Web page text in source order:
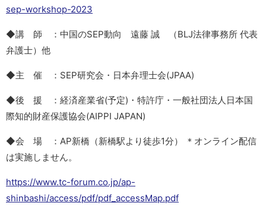
sep-workshop-2023
◆講 師 ：中国のSEP動向 遠藤 誠 （BLJ法律事務所 代表
弁護士）他
◆主 催 ：SEP研究会・日本弁理士会(JPAA)
◆後 援 ：経済産業省(予定)・特許庁・一般社団法人日本国
際知的財産保護協会(AIPPI JAPAN)
◆会 場 ：AP新橋（新橋駅より徒歩1分） ＊オンライン配信
は実施しません。
https://www.tc-forum.co.jp/ap-
shinbashi/access/pdf/pdf_accessMap.pdf